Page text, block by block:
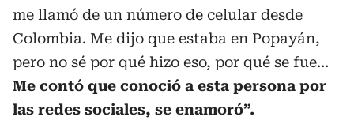
me llamó de un número de celular desde
Colombia. Me dijo que estaba en Popayán,
pero no sé por qué hizo eso, por qué se fue…
Me contó que conoció a esta persona por
las redes sociales, se enamoró”.